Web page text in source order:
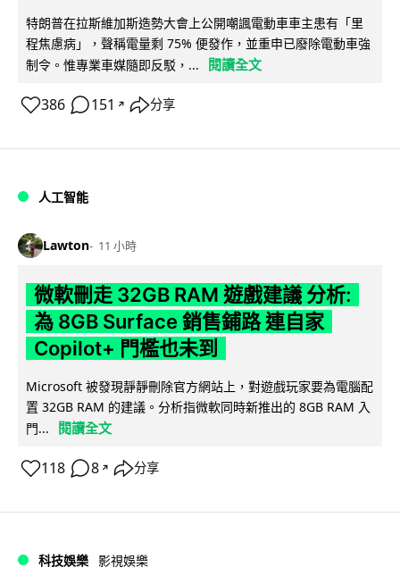
特朗普在拉斯維加斯造勢大會上公開嘲諷電動車車主患有「里
程焦慮病」，聲稱電量剩 75% 便發作，並重申已廢除電動車強
制令。惟專業車媒隨即反駁，...
閱讀全文
386 151 ↗ 分享
人工智能
Lawton 11 小時
微軟刪走 32GB RAM 遊戲建議 分析:
為 8GB Surface 銷售鋪路 連自家
Copilot+ 門檻也未到
Microsoft 被發現靜靜刪除官方網站上，對遊戲玩家要為電腦配
置 32GB RAM 的建議。分析指微軟同時新推出的 8GB RAM 入
門...
閱讀全文
118 8 ↗ 分享
科技娛樂 影視娛樂